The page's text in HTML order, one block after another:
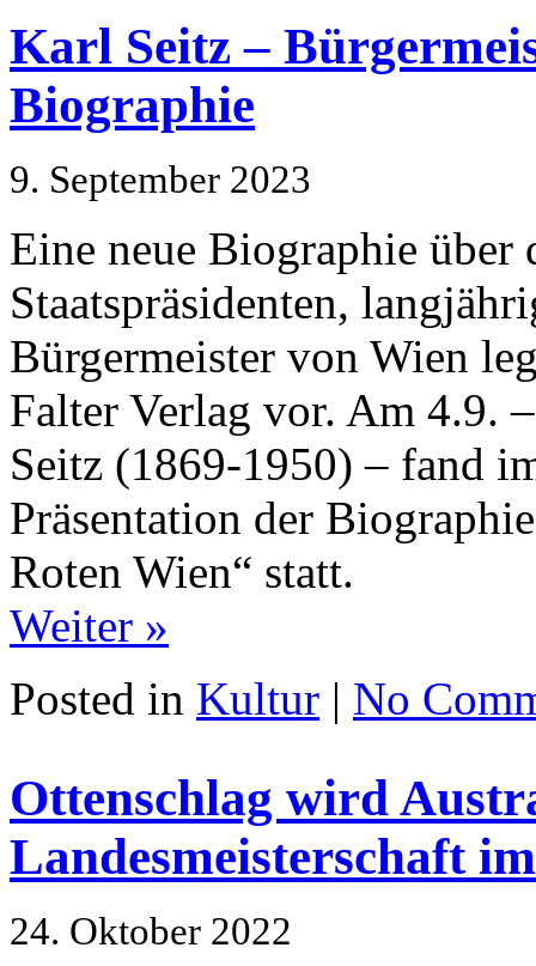
Karl Seitz –
Biographie
9. September 2023
Eine neue Biographie über
Staatspräsidenten,
Bürgermeister von Wien
Falter Verlag vor. Am 4.9.
Seitz (1869-1950) – fand
Präsentation der
Roten Wien“ statt.
Weiter »
Posted in Kultur | No
Ottenschlag wird
Landesmeisterschaft
24. Oktober 2022